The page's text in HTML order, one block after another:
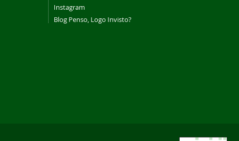
Instagram
Blog Penso, Logo Invisto?